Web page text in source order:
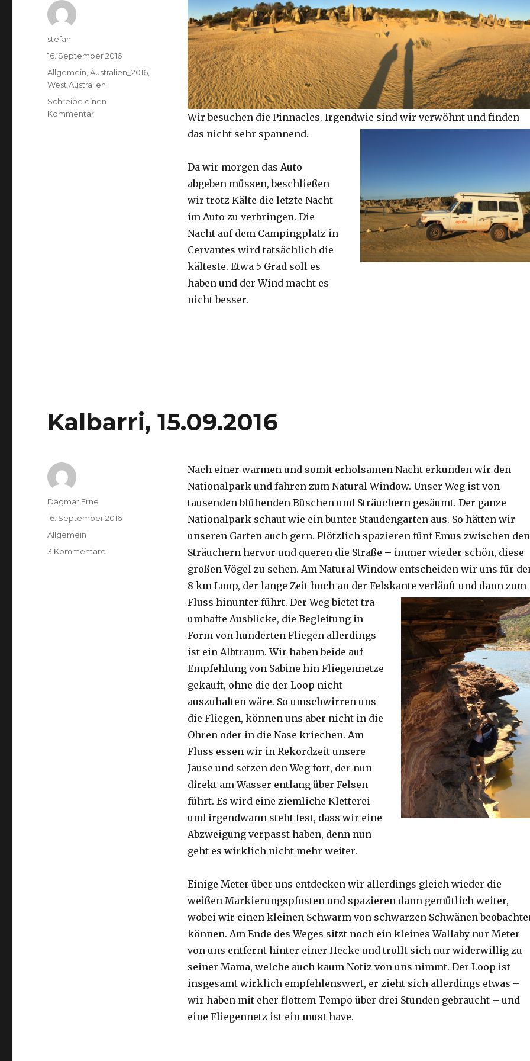
Wir besuchen die Pinnacles. Irgendwie sind wir verwöhnt und finden
das nicht sehr spannend.
Da wir morgen das Auto
abgeben müssen, beschließen
wir trotz Kälte die letzte Nacht
im Auto zu verbringen. Die
Nacht auf dem Campingplatz in
Cervantes wird tatsächlich die
kälteste. Etwa 5 Grad soll es
haben und der Wind macht es
nicht besser.
Autor
stefan
Veröffentlicht
am
16. September 2016
Kategorien
Allgemein,Australien_2016,
West Australien
Schreibe einen
Kommentarzu
Kalbarri, 15.09.2016
Nach einer warmen und somit erholsamen Nacht erkunden wir den
Nationalpark und fahren zum Natural Window. Unser Weg ist von
tausenden blühenden Büschen und Sträuchern gesäumt. Der ganze
Nationalpark schaut wie ein bunter Staudengarten aus. So hätten wir
unseren Garten auch gern. Plötzlich spazieren fünf Emus zwischen den
Sträuchern hervor und queren die Straße – immer wieder schön, diese
großen Vögel zu sehen. Am Natural Window entscheiden wir uns für
8 km Loop, der lange Zeit hoch an der Felskante verläuft und dann zum
Fluss hinunter führt. Der Weg bietet tra
umhafte Ausblicke, die Begleitung in
Form von hunderten Fliegen allerdings
ist ein Albtraum. Wir haben beide auf
Empfehlung von Sabine hin Fliegennetze
gekauft, ohne die der Loop nicht
auszuhalten wäre. So umschwirren uns
die Fliegen, können uns aber nicht in die
Ohren oder in die Nase kriechen. Am
Fluss essen wir in Rekordzeit unsere
Jause und setzen den Weg fort, der nun
direkt am Wasser entlang über Felsen
führt. Es wird eine ziemliche Kletterei
und irgendwann steht fest, dass wir eine
Abzweigung verpasst haben, denn nun
geht es wirklich nicht mehr weiter.
Einige Meter über uns entdecken wir allerdings gleich wieder die
weißen Markierungspfosten und spazieren dann gemütlich weiter,
wobei wir einen kleinen Schwarm von schwarzen Schwänen
können. Am Ende des Weges sitzt noch ein kleines Wallaby nur Meter
von uns entfernt hinter einer Hecke und trollt sich nur widerwillig zu
seiner Mama, welche auch kaum Notiz von uns nimmt. Der Loop ist
insgesamt wirklich empfehlenswert, er zieht sich allerdings etwas –
wir haben mit eher flottem Tempo über drei Stunden gebraucht – und
eine Fliegennetz ist ein must have.
Autor
Dagmar Erne
Veröffentlicht
am
16. September 2016
Kategorien
Allgemein
3 Kommentare